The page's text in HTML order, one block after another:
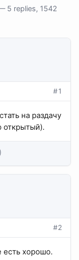
5 replies, 1542
#1
на раздачу
открытый).
#2
есть хорошо.